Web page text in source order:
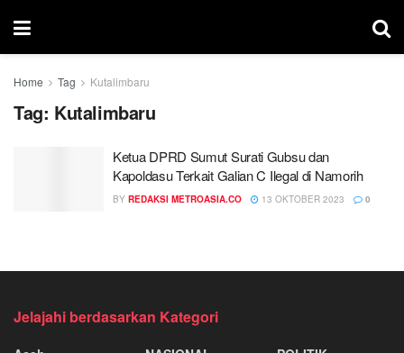
Home Tag Kutalimbaru
Tag: Kutalimbaru
Ketua DPRD Sumut Surati Gubsu dan
Kapoldasu Terkait Galian C Ilegal di Namorih
BY REDAKSI METROASIA.CO 13 OKTOBER 2023 0
Jelajahi berdasarkan Kategori